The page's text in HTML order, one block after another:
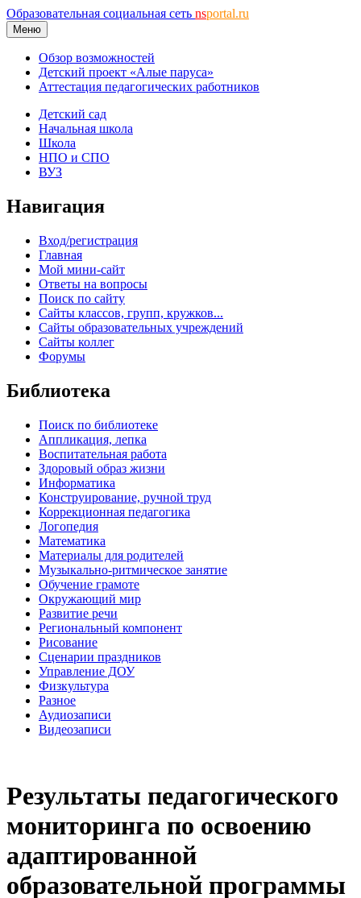
Образовательная социальная сеть nsportal.ru
Меню
Обзор возможностей
Детский проект «Алые паруса»
Аттестация педагогических работников
Детский сад
Начальная школа
Школа
НПО и СПО
ВУЗ
Навигация
Вход/регистрация
Главная
Мой мини-сайт
Ответы на вопросы
Поиск по сайту
Сайты классов, групп, кружков...
Сайты образовательных учреждений
Сайты коллег
Форумы
Библиотека
Поиск по библиотеке
Аппликация, лепка
Воспитательная работа
Здоровый образ жизни
Информатика
Конструирование, ручной труд
Коррекционная педагогика
Логопедия
Математика
Материалы для родителей
Музыкально-ритмическое занятие
Обучение грамоте
Окружающий мир
Развитие речи
Региональный компонент
Рисование
Сценарии праздников
Управление ДОУ
Физкультура
Разное
Аудиозаписи
Видеозаписи
Результаты педагогического
мониторинга по освоению
адаптированной
образовательной программы